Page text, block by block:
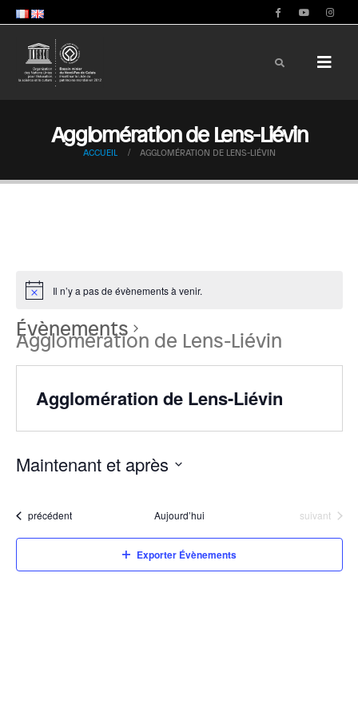
Agglomération de Lens-Liévin
ACCUEIL AGGLOMÉRATION DE LENS-LIÉVIN
Il n’y a pas de évènements à venir.
Évènements
Agglomération de Lens-Liévin
Agglomération de Lens-Liévin
Maintenant et après
date.Évènements
précédent Aujourd’hui Évènements
suivant
Exporter Évènements